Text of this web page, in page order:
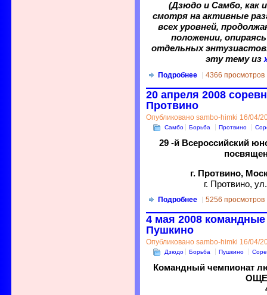
(Дзюдо и Самбо, как
смотря на активные
всех уровней,
положении,
отдельных
эту тему из
Подробнее 4366 просмотров
20 апреля 2008
Протвино
Опубликовано sambo-himki 16/04/
Самбо Борьба Протвино
29 -й Всероссийский
г. Протвино,
г. Протвино,
Подробнее 5256 просмотров
4 мая 2008
Пушкино
Опубликовано sambo-himki 16/04/
Дзюдо Борьба Пушкино
Командный чемпионат